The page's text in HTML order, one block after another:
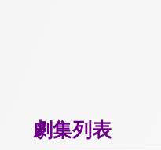
劇集列表